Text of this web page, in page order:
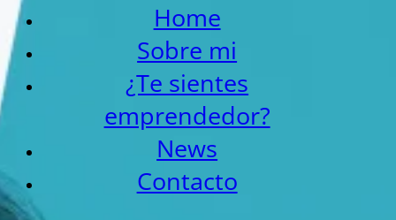
Home
Sobre mi
¿Te sientes
emprendedor?
News
Contacto